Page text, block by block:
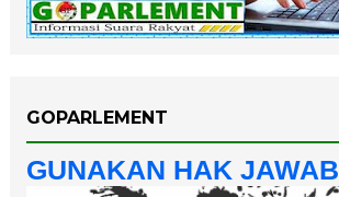
GOPARLEMENT
GUNAKAN HAK JAWAB